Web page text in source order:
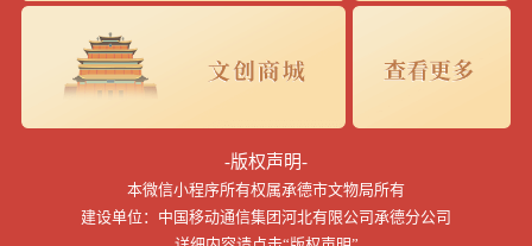
-版权声明-
本微信小程序所有权属承德市文物局所有
建设单位：中国移动通信集团河北有限公司承德分公司